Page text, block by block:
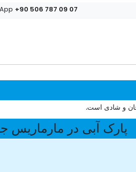
+90 506 787 09 07
پارک آبی در مارماریس